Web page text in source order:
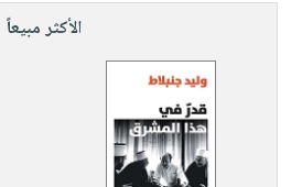
الأكثر مبيعاً